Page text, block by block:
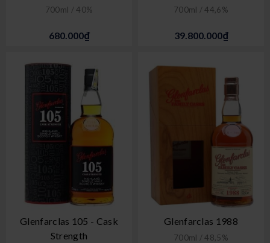
700ml / 40%
680.000₫
700ml / 44,6%
39.800.000₫
Glenfarclas 105 - Cask
Strength
Glenfarclas 1988
700ml / 48,5%